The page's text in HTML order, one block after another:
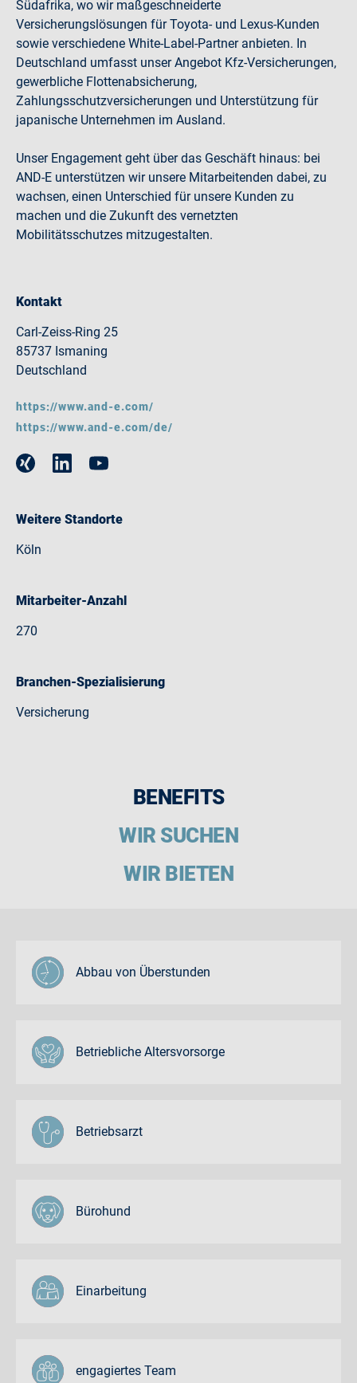
Südafrika, wo wir maßgeschneiderte
Versicherungslösungen für Toyota- und Lexus-Kunden
sowie verschiedene White-Label-Partner anbieten. In
Deutschland umfasst unser Angebot Kfz-Versicherungen,
gewerbliche Flottenabsicherung,
Zahlungsschutzversicherungen und Unterstützung für
japanische Unternehmen im Ausland.
Unser Engagement geht über das Geschäft hinaus: bei
AND-E unterstützen wir unsere Mitarbeitenden dabei, zu
wachsen, einen Unterschied für unsere Kunden zu
machen und die Zukunft des vernetzten
Mobilitätsschutzes mitzugestalten.
Kontakt
Carl-Zeiss-Ring 25
85737 Ismaning
Deutschland
https://www.and-e.com/
https://www.and-e.com/de/
Weitere Standorte
Köln
Mitarbeiter-Anzahl
270
Branchen-Spezialisierung
Versicherung
BENEFITS
WIR SUCHEN
WIR BIETEN
Abbau von Überstunden
Betriebliche Altersvorsorge
Betriebsarzt
Bürohund
Einarbeitung
engagiertes Team